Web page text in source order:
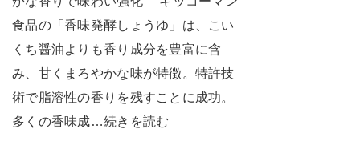
食品の「香味発酵しょうゆ」は、こい
くち醤油よりも香り成分を豊富に含
み、甘くまろやかな味が特徴。特許技
術で脂溶性の香りを残すことに成功。
多くの香味成…続きを読む